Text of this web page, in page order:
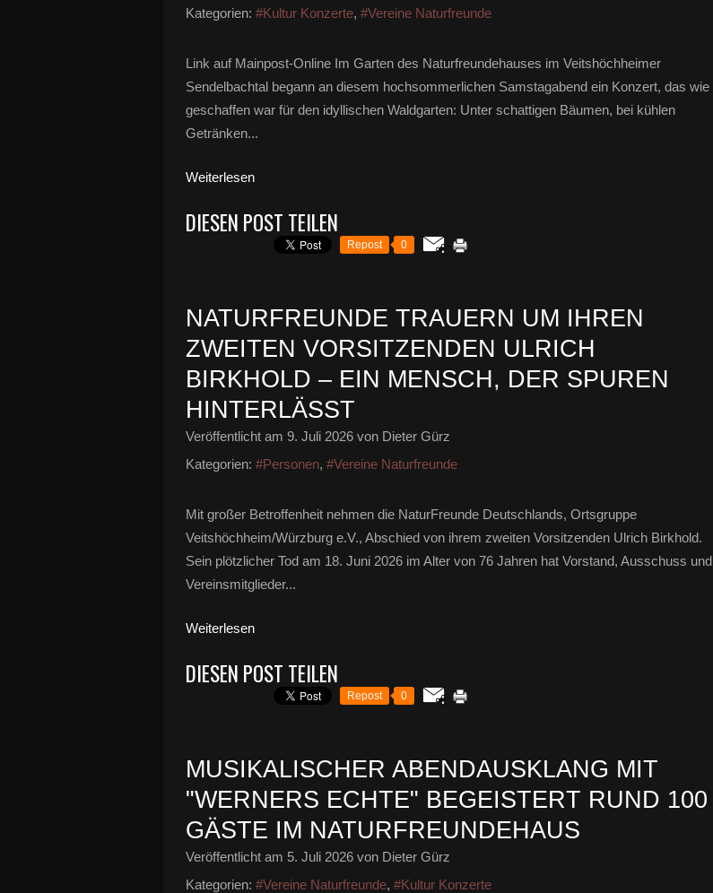
Kategorien: #Kultur Konzerte, #Vereine Naturfreunde
Link auf Mainpost-Online Im Garten des Naturfreundehauses im Veitshöchheimer
Sendelbachtal begann an diesem hochsommerlichen Samstagabend ein Konzert, das wie
geschaffen war für den idyllischen Waldgarten: Unter schattigen Bäumen, bei kühlen
Getränken...
Weiterlesen
DIESEN POST TEILEN
Repost 0
NATURFREUNDE TRAUERN UM IHREN
ZWEITEN VORSITZENDEN ULRICH
BIRKHOLD – EIN MENSCH, DER SPUREN
HINTERLÄSST
Veröffentlicht am 9. Juli 2026 von Dieter Gürz
Kategorien: #Personen, #Vereine Naturfreunde
Mit großer Betroffenheit nehmen die NaturFreunde Deutschlands, Ortsgruppe
Veitshöchheim/Würzburg e.V., Abschied von ihrem zweiten Vorsitzenden Ulrich Birkhold.
Sein plötzlicher Tod am 18. Juni 2026 im Alter von 76 Jahren hat Vorstand, Ausschuss und
Vereinsmitglieder...
Weiterlesen
DIESEN POST TEILEN
Repost 0
MUSIKALISCHER ABENDAUSKLANG MIT
"WERNERS ECHTE" BEGEISTERT RUND 100
GÄSTE IM NATURFREUNDEHAUS
Veröffentlicht am 5. Juli 2026 von Dieter Gürz
Kategorien: #Vereine Naturfreunde, #Kultur Konzerte